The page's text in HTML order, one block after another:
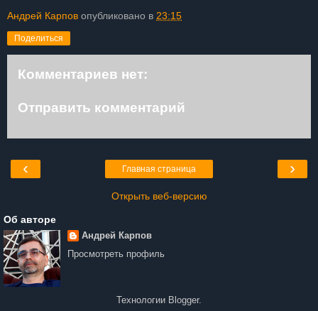
Андрей Карпов опубликовано в 23:15
Поделиться
Комментариев нет:
Отправить комментарий
‹ ›
Главная страница
Открыть веб-версию
Об авторе
Андрей Карпов
Просмотреть профиль
Технологии Blogger.